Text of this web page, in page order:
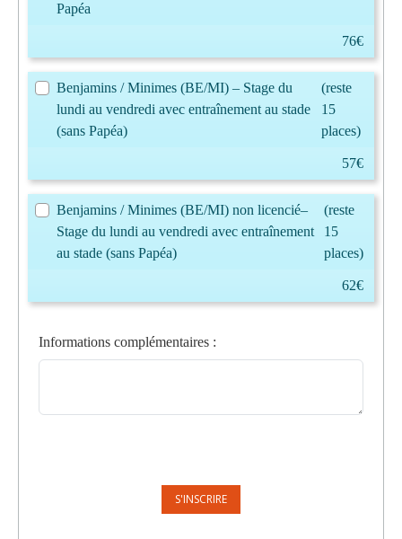
Papéa
76€
Benjamins / Minimes (BE/MI) – Stage du
lundi au vendredi avec entraînement au stade
(sans Papéa)
(reste
15
places)
57€
Benjamins / Minimes (BE/MI) non licencié–
Stage du lundi au vendredi avec entraînement
au stade (sans Papéa)
(reste
15
places)
62€
Informations complémentaires :